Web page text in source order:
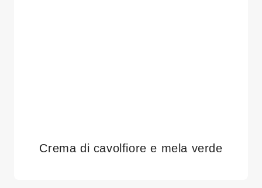
Crema di cavolfiore e mela verde